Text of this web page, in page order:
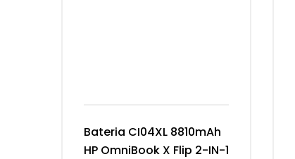
Bateria CI04XL 8810mAh
HP OmniBook X Flip 2-IN-1